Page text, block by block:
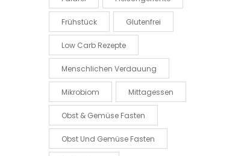
Frühstück Glutenfrei
Low Carb Rezepte
Menschlichen Verdauung
Mikrobiom Mittagessen
Obst & Gemüse Fasten
Obst Und Gemüse Fasten